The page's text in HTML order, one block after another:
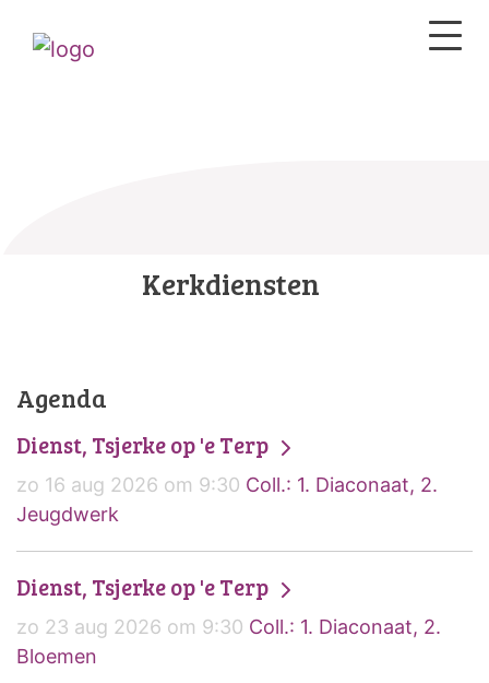
Kerkdiensten
Agenda
Dienst, Tsjerke op 'e Terp
zo 16 aug 2026 om 9:30 Coll.: 1. Diaconaat, 2.
Jeugdwerk
Dienst, Tsjerke op 'e Terp
zo 23 aug 2026 om 9:30 Coll.: 1. Diaconaat, 2.
Bloemen